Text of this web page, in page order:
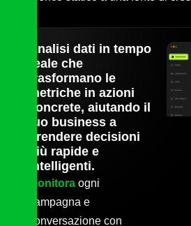
Analisi dati in tempo
reale che
trasformano le
metriche in azioni
concrete, aiutando il
tuo business a
prendere decisioni
più rapide e
intelligenti.
Monitora ogni
campagna e
conversazione con